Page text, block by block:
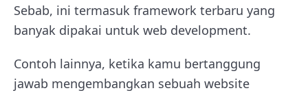
Sebab, ini termasuk framework terbaru yang
banyak dipakai untuk web development.
Contoh lainnya, ketika kamu bertanggung
jawab mengembangkan sebuah website